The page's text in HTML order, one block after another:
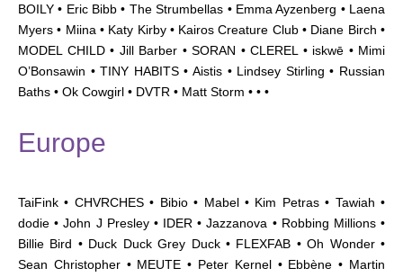
BOILY • Eric Bibb • The Strumbellas • Emma Ayzenberg • Laena
Myers • Miina • Katy Kirby • Kairos Creature Club • Diane Birch •
MODEL CHILD • Jill Barber • SORAN • CLEREL • iskwē • Mimi
O’Bonsawin • TINY HABITS • Aistis • Lindsey Stirling • Russian
Baths • Ok Cowgirl • DVTR • Matt Storm • • •
Europe
TaiFink • CHVRCHES • Bibio • Mabel • Kim Petras • Tawiah •
dodie • John J Presley • IDER • Jazzanova • Robbing Millions •
Billie Bird • Duck Duck Grey Duck • FLEXFAB • Oh Wonder •
Sean Christopher • MEUTE • Peter Kernel • Ebbène • Martin